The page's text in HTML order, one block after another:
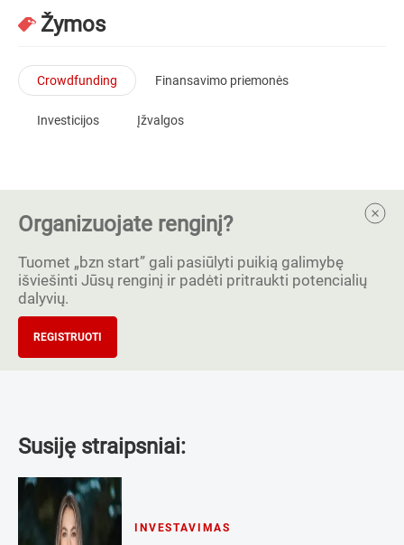
Žymos
Crowdfunding Finansavimo priemonės
Investicijos Įžvalgos
Organizuojate renginį?
Tuomet „bzn start” gali pasiūlyti puikią galimybę
išviešinti Jūsų renginį ir padėti pritraukti potencialių
dalyvių.
REGISTRUOTI
Susiję straipsniai:
INVESTAVIMAS